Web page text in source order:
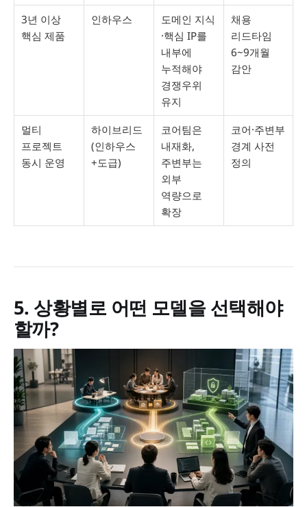
3년 이상
핵심 제품
인하우스
도메인 지식
·핵심 IP를
내부에
누적해야
경쟁우위
유지
채용
리드타임
6~9개월
감안
멀티
프로젝트
동시 운영
하이브리드
(인하우스
+도급)
코어팀은
내재화,
주변부는
외부
역량으로
확장
코어·주변부
경계 사전
정의
5. 상황별로 어떤 모델을 선택해야
할까?